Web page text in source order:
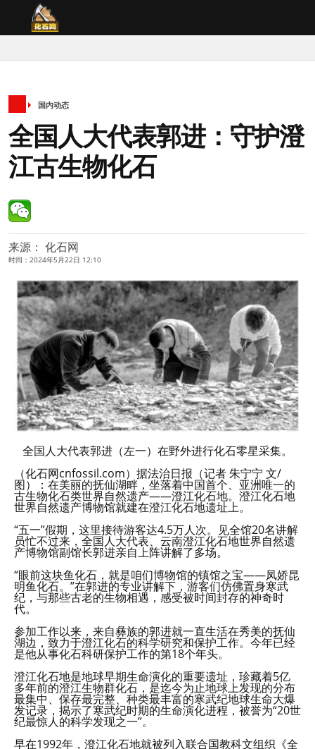
国内动态
全国人大代表郭进：守护澄
江古生物化石
来源： 化石网
时间：2024年5月22日 12:10
全国人大代表郭进（左一）在野外进行化石零星采集。
（化石网cnfossil.com）据法治日报（记者 朱宁宁 文/
图）：在美丽的抚仙湖畔，坐落着中国首个、亚洲唯一的
古生物化石类世界自然遗产——澄江化石地。澄江化石地
世界自然遗产博物馆就建在澄江化石地遗址上。
“五一”假期，这里接待游客达4.5万人次。见全馆20名讲解
员忙不过来，全国人大代表、云南澄江化石地世界自然遗
产博物馆副馆长郭进亲自上阵讲解了多场。
“眼前这块鱼化石，就是咱们博物馆的镇馆之宝——凤娇昆
明鱼化石。”在郭进的专业讲解下，游客们仿佛置身寒武
纪，与那些古老的生物相遇，感受被时间封存的神奇时
代。
参加工作以来，来自彝族的郭进就一直生活在秀美的抚仙
湖边，致力于澄江化石的科学研究和保护工作。今年已经
是他从事化石科研保护工作的第18个年头。
澄江化石地是地球早期生命演化的重要遗址，珍藏着5亿
多年前的澄江生物群化石，是迄今为止地球上发现的分布
最集中、保存最完整、种类最丰富的寒武纪地球生命大爆
发记录，揭示了寒武纪时期的生命演化进程，被誉为“20世
纪最惊人的科学发现之一”。
早在1992年，澄江化石地就被列入联合国教科文组织《全